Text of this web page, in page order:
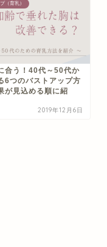
（育乳）
合う！40代～50代か
6つのバストアップ方
が見込める順に紹
2019年12月6日